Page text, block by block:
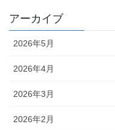
アーカイブ
2026年5月
2026年4月
2026年3月
2026年2月